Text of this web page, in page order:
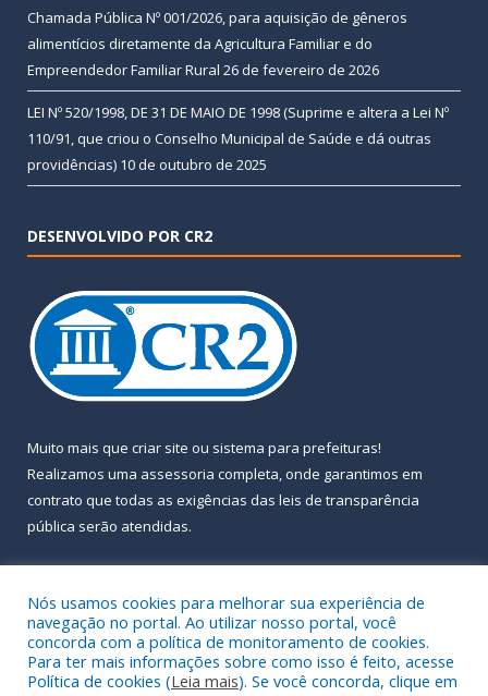
Chamada Pública Nº 001/2026, para aquisição de gêneros
alimentícios diretamente da Agricultura Familiar e do
Empreendedor Familiar Rural 26 de fevereiro de 2026
LEI Nº 520/1998, DE 31 DE MAIO DE 1998 (Suprime e altera a Lei Nº
110/91, que criou o Conselho Municipal de Saúde e dá outras
providências) 10 de outubro de 2025
DESENVOLVIDO POR CR2
Muito mais que criar site ou sistema para prefeituras!
Realizamos uma assessoria completa, onde garantimos em
contrato que todas as exigências das leis de transparência
pública serão atendidas.
Todos os direitos reservados a Prefeitura Municipal de Almeirim.
Nós usamos cookies para melhorar sua experiência de
navegação no portal. Ao utilizar nosso portal, você
concorda com a política de monitoramento de cookies.
Para ter mais informações sobre como isso é feito, acesse
Política de cookies (Leia mais). Se você concorda, clique em